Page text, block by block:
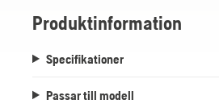
Produktinformation
Specifikationer
Passar till modell